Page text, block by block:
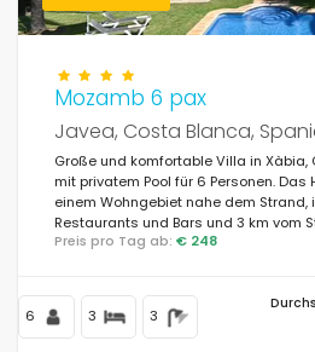
Mozamb 6 pax
Javea, Costa Blanca,
Große und komfortable Villa in Xàbia,
mit privatem Pool für 6 Personen.
einem Wohngebiet nahe dem Strand,
Restaurants und Bars und 3 km vom
entfernt.
Preis pro Tag ab: € 248
6 3 3